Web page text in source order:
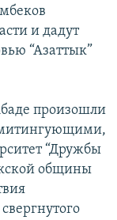
и дадут
“Азаттык”
произошли
митингующими,
“Дружбы
общины